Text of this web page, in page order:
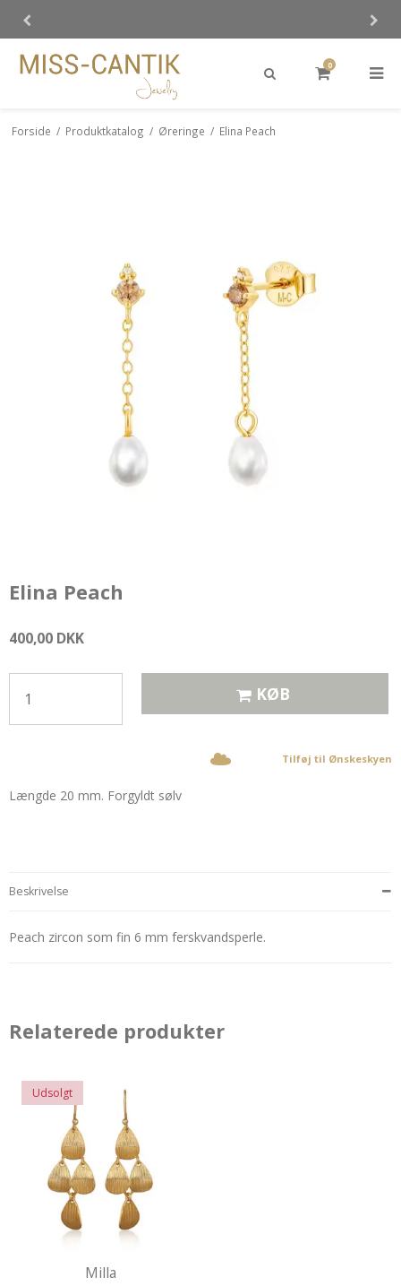
0
Forside / Produktkatalog / Øreringe / Elina Peach
Elina Peach
400,00 DKK
KØB
Tilføj til Ønskeskyen
Længde 20 mm. Forgyldt sølv
Beskrivelse
Peach zircon som fin 6 mm ferskvandsperle.
Relaterede produkter
Udsolgt
Milla